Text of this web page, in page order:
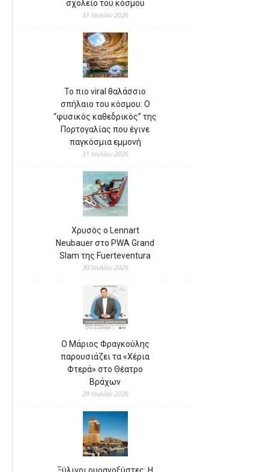
σχολείο του κόσμου
31 Ιουλίου 2026
Το πιο viral θαλάσσιο
σπήλαιο του κόσμου: Ο
“φυσικός καθεδρικός” της
Πορτογαλίας που έγινε
παγκόσμια εμμονή
31 Ιουλίου 2026
Χρυσός ο Lennart
Neubauer στο PWA Grand
Slam της Fuerteventura
30 Ιουλίου 2026
Ο Μάριος Φραγκούλης
παρουσιάζει τα «Χέρια
Φτερά» στο Θέατρο
Βράχων
29 Ιουλίου 2026
Ξύλινοι ουρανοξύστες: Η